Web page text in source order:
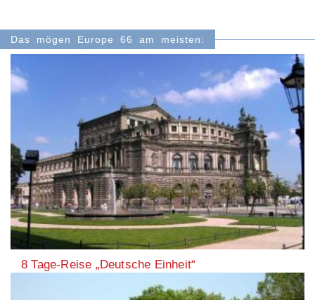
Das mögen Europe 66 am meisten:
8 Tage-Reise „Deutsche Einheit“